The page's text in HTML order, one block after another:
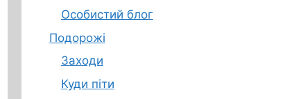
Особистий блог
Подорожі
Заходи
Куди піти